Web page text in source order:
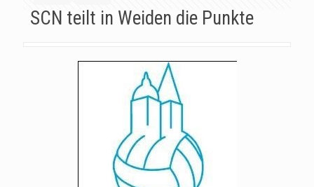
SCN teilt in Weiden die Punkte